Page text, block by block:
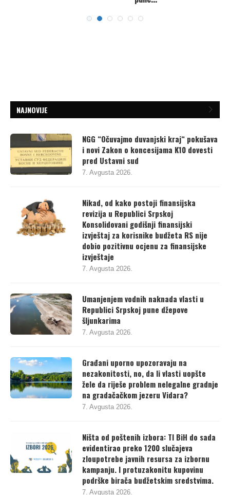
NAJNOVIJE
NGG “Očuvajmo duvanjski kraj“ pokušava
i novi Zakon o koncesijama K10 dovesti
pred Ustavni sud
Nikad, od kako postoji finansijska
revizija u Republici Srpskoj
Konsolidovani godišnji finansijski
izvještaj za korisnike budžeta RS nije
dobio pozitivnu ocjenu za finansijske
izvještaje
Umanjenjem vodnih naknada vlasti u
Republici Srpskoj pune džepove
šljunkarima
Građani uporno upozoravaju na
nezakonitosti, no, da li vlasti uopšte
žele da riješe problem nelegalne gradnje
na gradačačkom jezeru Vidara?
Ništa od poštenih izbora: TI BiH do sada
evidentirao preko 1200 slučajeva
zloupotrebe javnih resursa za izbornu
kampanju. I protuzakonitu kupovinu
podrške birača budžetskim sredstvima.